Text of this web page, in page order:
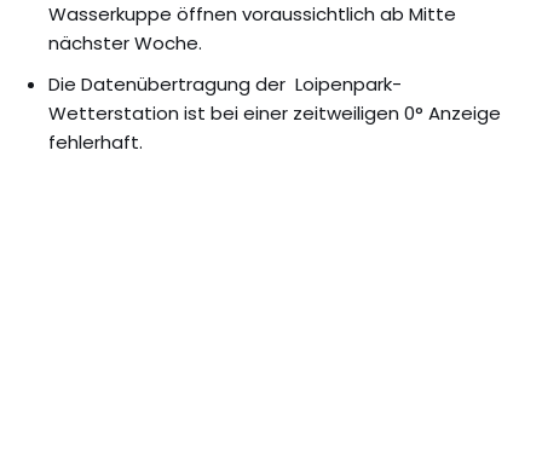
Wasserkuppe öffnen voraussichtlich ab Mitte
nächster Woche.
Die Datenübertragung der Loipenpark-
Wetterstation ist bei einer zeitweiligen 0° Anzeige
fehlerhaft.